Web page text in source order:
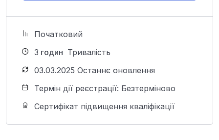
Початковий
3 годин Тривалість
03.03.2025 Останнє оновлення
Термін дії реєстрації: Безтерміново
Сертифікат підвищення кваліфікації